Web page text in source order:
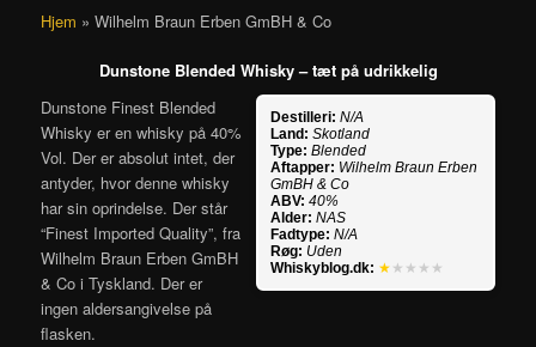
Hjem »Wilhelm Braun Erben GmBH & Co
Dunstone Blended Whisky – tæt på udrikkelig
Destilleri: N/A
Land: Skotland
Type: Blended
Aftapper: Wilhelm Braun Erben
GmBH & Co
ABV: 40%
Alder: NAS
Fadtype: N/A
Røg: Uden
Whiskyblog.dk: ★ ★★★★
Dunstone Finest Blended
Whisky er en whisky på 40%
Vol. Der er absolut intet, der
antyder, hvor denne whisky
har sin oprindelse. Der står
“Finest Imported Quality”, fra
Wilhelm Braun Erben GmBH
& Co i Tyskland. Der er
ingen aldersangivelse på
flasken.